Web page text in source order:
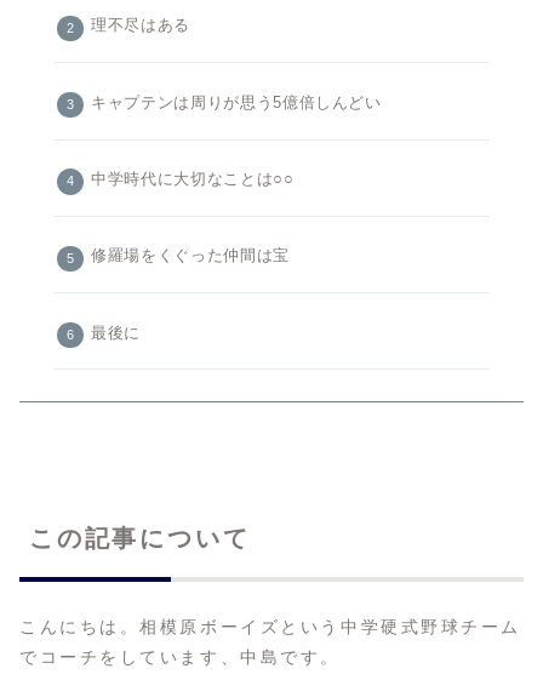
理不尽はある
キャプテンは周りが思う5億倍しんどい
中学時代に大切なことは○○
修羅場をくぐった仲間は宝
最後に
この記事について
こんにちは。相模原ボーイズという中学硬式野球チーム
でコーチをしています、中島です。